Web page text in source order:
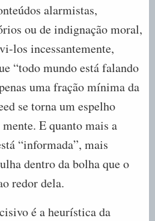
alarmistas,
ou de indignação moral,
los incessantemente,
“todo mundo está falando
uma fração mínima da
se torna um espelho
E quanto mais a
“informada”, mais
dentro da bolha que o
redor dela.
é a heurística da